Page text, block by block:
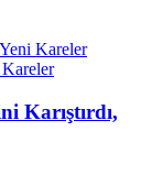
Karıştırdı,